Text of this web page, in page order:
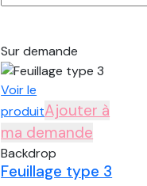
de
de
petites
bonbonnières
Sur demande
Voir le
produitAjouter à
ma demande
Backdrop
Feuillage type 3